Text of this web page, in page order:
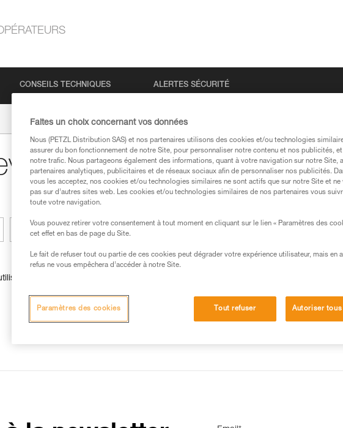
CONSEILS TECHNIQUES ALERTES SÉCURITÉ
Petzl
Filtrer
le champ de recherche pour trouver les revendeurs Petzl proches de vous.
Faites un choix concernant vos données
Nous (PETZL Distribution SAS) et nos partenaires utilisons des cookies et/ou technologies
assurer du bon fonctionnement de notre Site, pour personnaliser notre contenu et nos publicités,
notre trafic. Nous partageons également des informations, quant à votre navigation sur notre Site,
partenaires analytiques, publicitaires et de réseaux sociaux afin de personnaliser nos publicités.
vous les acceptez, nos cookies et/ou technologies similaires ne sont actifs que sur notre Site et ne
pas sur d’autres sites web. Les cookies et/ou technologies similaires de nos partenaires vous
toute votre navigation.
Vous pouvez retirer votre consentement à tout moment en cliquant sur le lien « Paramètres des
cet effet en bas de page du Site.
Le fait de refuser tout ou partie de ces cookies peut dégrader votre expérience utilisateur, mais en
refus ne vous empêchera d’accéder à notre Site.
Tout refuser Autoriser
Paramètres des cookies